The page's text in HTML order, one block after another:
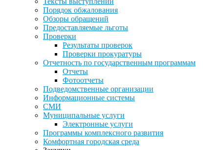
Порядок обжалования
Обзоры обращений
Предоставляемые льготы
Проверки
Результаты проверок
Проверки прокуратуры
Отчетность по государственным программам
Отчеты
Фотоотчеты
Подведомственные организации
Информационные системы
СМИ
Муниципальные услуги
Электронные услуги
Программы комплексного развития
Комфортная городская среда